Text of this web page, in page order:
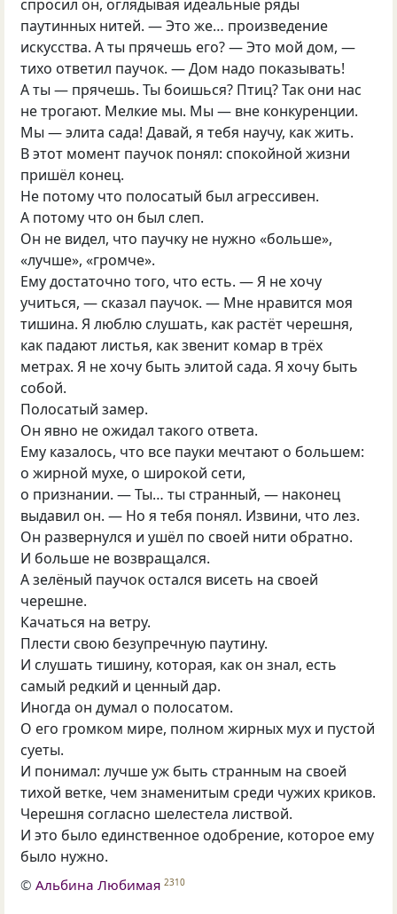
спросил он, оглядывая идеальные ряды
паутинных нитей. — Это же… произведение
искусства. А ты прячешь его? — Это мой дом, —
тихо ответил паучок. — Дом надо показывать!
А ты — прячешь. Ты боишься? Птиц? Так они нас
не трогают. Мелкие мы. Мы — вне конкуренции.
Мы — элита сада! Давай, я тебя научу, как жить.
В этот момент паучок понял: спокойной жизни
пришёл конец.
Не потому что полосатый был агрессивен.
А потому что он был слеп.
Он не видел, что паучку не нужно «больше»,
«лучше», «громче».
Ему достаточно того, что есть. — Я не хочу
учиться, — сказал паучок. — Мне нравится моя
тишина. Я люблю слушать, как растёт черешня,
как падают листья, как звенит комар в трёх
метрах. Я не хочу быть элитой сада. Я хочу быть
собой.
Полосатый замер.
Он явно не ожидал такого ответа.
Ему казалось, что все пауки мечтают о большем:
о жирной мухе, о широкой сети,
о признании. — Ты… ты странный, — наконец
выдавил он. — Но я тебя понял. Извини, что лез.
Он развернулся и ушёл по своей нити обратно.
И больше не возвращался.
А зелёный паучок остался висеть на своей
черешне.
Качаться на ветру.
Плести свою безупречную паутину.
И слушать тишину, которая, как он знал, есть
самый редкий и ценный дар.
Иногда он думал о полосатом.
О его громком мире, полном жирных мух и пустой
суеты.
И понимал: лучше уж быть странным на своей
тихой ветке, чем знаменитым среди чужих криков.
Черешня согласно шелестела листвой.
И это было единственное одобрение, которое ему
было нужно.
©Альбина Любимая 2310